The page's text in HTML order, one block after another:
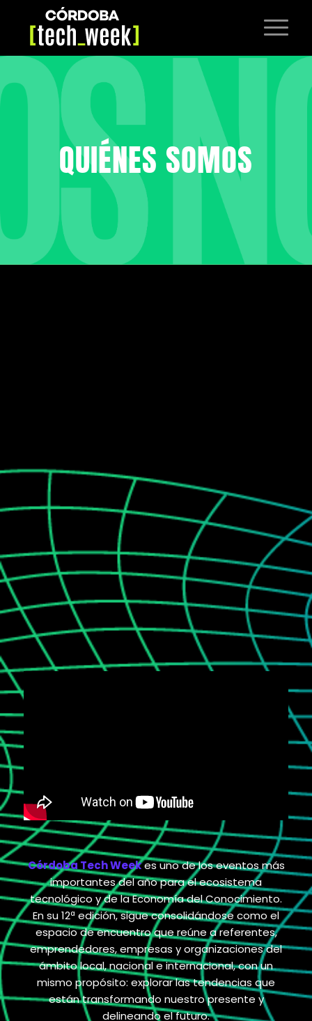
QUIÉNES SOMOS
Córdoba Tech Weekes uno de los eventos más
importantes del año para el ecosistema
tecnológico y de la Economía del Conocimiento.
En su12ª edición, sigue consolidándose como el
espacio de encuentro que reúne a referentes,
emprendedores, empresas y organizaciones del
ámbito local, nacional e internacional, con un
mismo propósito: explorar las tendencias que
están transformando nuestro presente y
delineando el futuro.